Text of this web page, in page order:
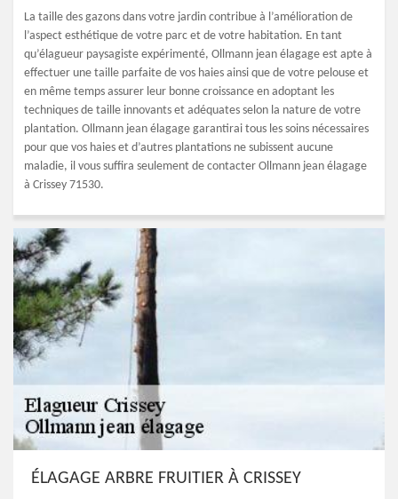
La taille des gazons dans votre jardin contribue à l’amélioration de
l’aspect esthétique de votre parc et de votre habitation. En tant
qu’élagueur paysagiste expérimenté, Ollmann jean élagage est apte à
effectuer une taille parfaite de vos haies ainsi que de votre pelouse et
en même temps assurer leur bonne croissance en adoptant les
techniques de taille innovants et adéquates selon la nature de votre
plantation. Ollmann jean élagage garantirai tous les soins nécessaires
pour que vos haies et d’autres plantations ne subissent aucune
maladie, il vous suffira seulement de contacter Ollmann jean élagage
à Crissey 71530.
ÉLAGAGE ARBRE FRUITIER À CRISSEY